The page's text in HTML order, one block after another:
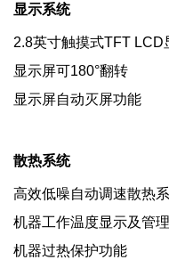
显示系统
2.8英寸触摸式TFT LCD
显示屏可180°翻转
显示屏自动灭屏功能
散热系统
高效低噪自动调速散热
机器工作温度显示及管
机器过热保护功能